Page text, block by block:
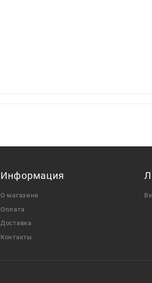
Информация
О магазине
Оплата
Доставка
Контакты